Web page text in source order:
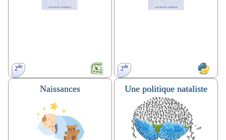
Devoir en temps libre, TP, Insolite.
2de
simulation, pourcentage de
diminution.
2de
échantillonnage, simulation,
algorithmique.
TP. Algorithme.
Naissances Une politique nataliste